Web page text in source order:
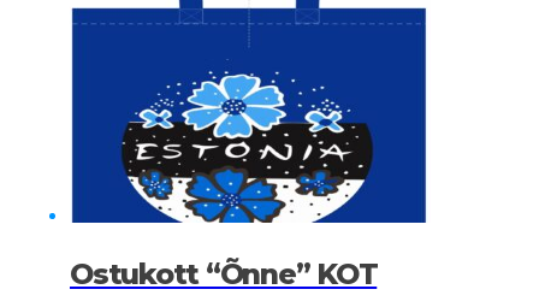
Ostukott “Õnne” KOT